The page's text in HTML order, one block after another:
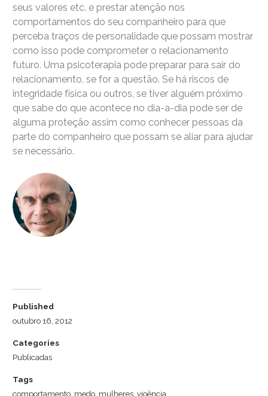
seus valores etc. e prestar atenção nos
comportamentos do seu companheiro para que
perceba traços de personalidade que possam mostrar
como isso pode comprometer o relacionamento
futuro. Uma psicoterapia pode preparar para sair do
relacionamento, se for a questão. Se há riscos de
integridade física ou outros, se tiver alguém próximo
que sabe do que acontece no dia-a-dia pode ser de
alguma proteção assim como conhecer pessoas da
parte do companheiro que possam se aliar para ajudar
se necessário.
Published
outubro 16, 2012
Categories
Publicadas
Tags
comportamento, medo, mulheres,vioência